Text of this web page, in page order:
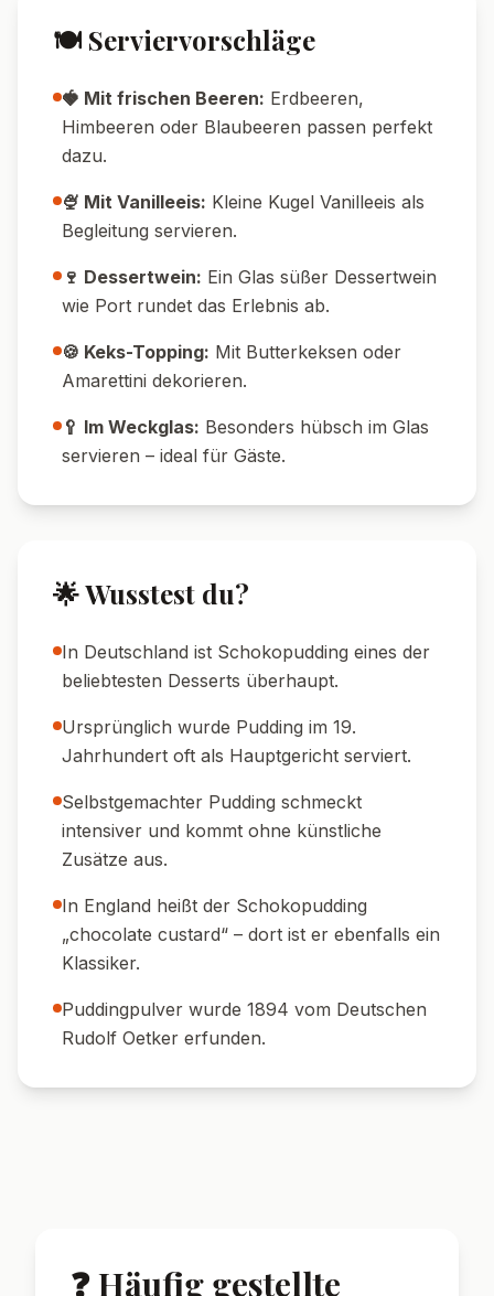
💡 Tipps & Tricks
zu stark kochen, sonst wird der Pudding
klumpig.
💧 Wasserbad-Tipp: Schokolade im
Wasserbad schmelzen, falls sie sich nicht gut
auflöst.
🥄 Rühr-Tipp:Ständig rühren, besonders
beim Aufkochen, damit nichts anbrennt.
⏳ Abkühl-Tipp:Pudding vor dem Servieren
mehr oder weniger Zucker verwenden.
🌾 Glutenfrei:Mit Maisstärke statt
Weizenstärke zubereiten.
🍽️ Serviervorschläge
🍓 Mit frischen Beeren:
Himbeeren oder Blaubeeren passen perfekt
dazu.
🍨 Mit Vanilleeis:
Begleitung servieren.
🍷 Dessertwein: Ein Glas süßer Dessertwein